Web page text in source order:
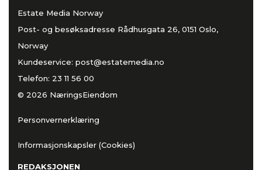
Estate Media Norway
Post- og besøksadresse Rådhusgata 26, 0151 Oslo,
Norway
Kundeservice: post@estatemedia.no
Telefon: 23 11 56 00
© 2026 NæringsEiendom
Personvernerklæring
Informasjonskapsler (Cookies)
REDAKSJONEN